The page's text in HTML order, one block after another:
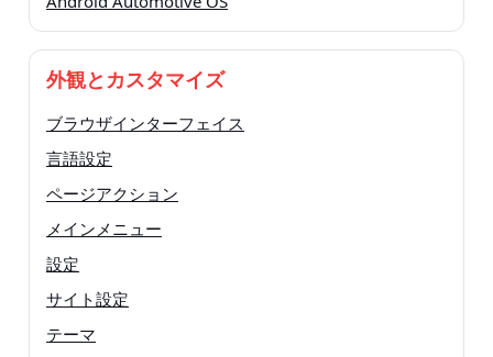
外観とカスタマイズ
ブラウザインターフェイス
言語設定
ページアクション
メインメニュー
設定
サイト設定
テーマ